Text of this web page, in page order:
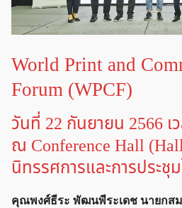
World Print and
Forum (WPCF)
วันที่ 22 กันยายน 2566 เ
ณ Conference Hall
นิทรรศการและการประชุ
คุณพงศ์ธีระ พัฒนพีระเดช นายกส